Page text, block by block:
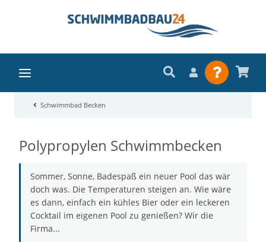
Schwimmbad Becken
Polypropylen Schwimmbecken
Sommer, Sonne, Badespaß ein neuer Pool das wär
doch was. Die Temperaturen steigen an. Wie wäre
es dann, einfach ein kühles Bier oder ein leckeren
Cocktail im eigenen Pool zu genießen? Wir die
Firma...